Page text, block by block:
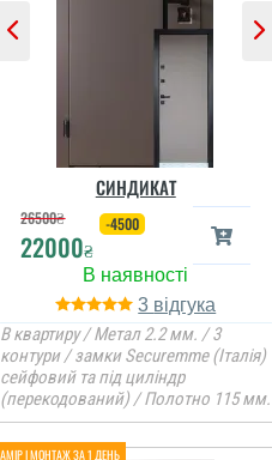
СИНДИКАТ
26500₴
22000₴
-4500
3
В квартиру / Метал 2.2 мм. / 3
контури / замки Securemme (Італія)
сейфовий та під циліндр
(перекодований) / Полотно 115 мм.